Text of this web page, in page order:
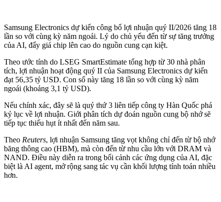
Samsung Electronics dự kiến công bố lợi nhuận quý II/2026 tăng 18
lần so với cùng kỳ năm ngoái. Lý do chủ yếu đến từ sự tăng trưởng
của AI, đẩy giá chip lên cao do nguồn cung cạn kiệt.
Theo ước tính do LSEG SmartEstimate tổng hợp từ 30 nhà phân
tích, lợi nhuận hoạt động quý II của Samsung Electronics dự kiến
đạt 56,35 tỷ USD. Con số này tăng 18 lần so với cùng kỳ năm
ngoái (khoảng 3,1 tỷ USD).
Nếu chính xác, đây sẽ là quý thứ 3 liên tiếp công ty Hàn Quốc phá
kỷ lục về lợi nhuận. Giới phân tích dự đoán nguồn cung bộ nhớ sẽ
tiếp tục thiếu hụt ít nhất đến năm sau.
Theo Reuters, lợi nhuận Samsung tăng vọt không chỉ đến từ bộ nhớ
băng thông cao (HBM), mà còn đến từ nhu cầu lớn với DRAM và
NAND. Điều này diễn ra trong bối cảnh các ứng dụng của AI, đặc
biệt là AI agent, mở rộng sang tác vụ cần khối lượng tính toán nhiều
hơn.